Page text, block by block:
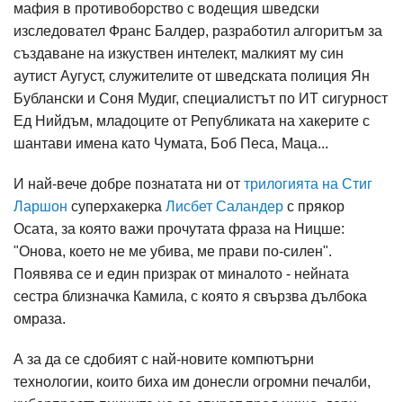
мафия в противоборство с водещия шведски
изследовател Франс Балдер, разработил алгоритъм за
създаване на изкуствен интелект, малкият му син
аутист Аугуст, служителите от шведската полиция Ян
Бублански и Соня Мудиг, специалистът по ИТ сигурност
Ед Нийдъм, младоците от Републиката на хакерите с
шантави имена като Чумата, Боб Песа, Маца...
И най-вече добре познатата ни от трилогията на Стиг
Ларшон суперхакерка Лисбет Саландер с прякор
Осата, за която важи прочутата фраза на Ницше:
"Онова, което не ме убива, ме прави по-силен".
Появява се и един призрак от миналото - нейната
сестра близначка Камила, с която я свързва дълбока
омраза.
А за да се сдобият с най-новите компютърни
технологии, които биха им донесли огромни печалби,